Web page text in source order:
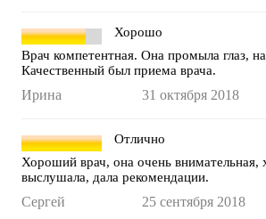
Хорошо
Врач компетентная. Она промыла глаз,
Качественный был приема врача.
Ирина 31 октября 2018
Отлично
Хороший врач, она очень внимательная,
выслушала, дала рекомендации.
Сергей 25 сентября 2018